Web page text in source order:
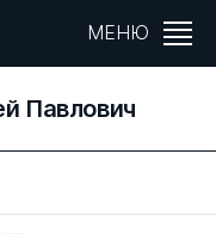
МЕНЮ
Павлович